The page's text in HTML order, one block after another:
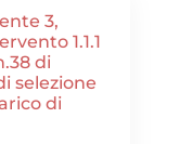
3,
1.1.1
di
selezione
di